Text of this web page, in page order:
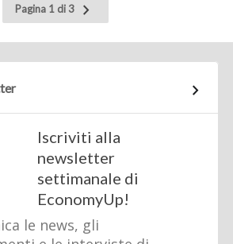
Pagina 1 di 3
Pagina
successiva
Iscriviti alla
newsletter
settimanale di
EconomyUp!
le news, gli